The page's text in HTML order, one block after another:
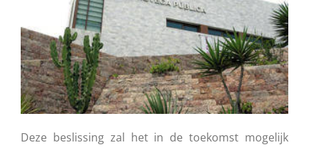
Deze beslissing zal het in de toekomst mogelijk